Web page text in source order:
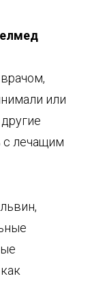
елмед
или
с лечащим